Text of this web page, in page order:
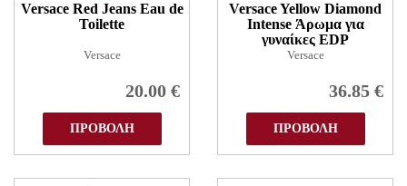
Versace Red Jeans Eau de
Toilette
Versace
20.00 €
ΠΡΟΒΟΛΗ
Versace Yellow Diamond
Intense Άρωμα για
γυναίκες EDP
Versace
36.85 €
ΠΡΟΒΟΛΗ